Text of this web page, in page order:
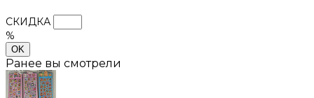
СКИДКА
%
OK
Ранее вы смотрели